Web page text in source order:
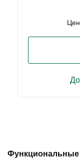
Функциональные